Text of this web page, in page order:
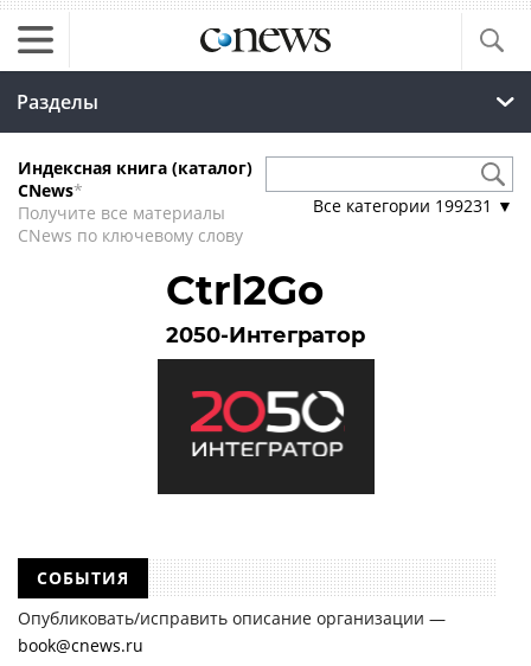
Разделы
Индексная книга (каталог)
CNews*
Получите все материалы
CNews по ключевому слову
Все категории 199231 ▼
Ctrl2Go
2050-Интегратор
СОБЫТИЯ
Опубликовать/исправить описание организации —
book@cnews.ru